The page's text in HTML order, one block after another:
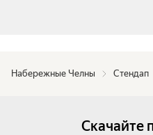
Набережные Челны Стендап
Скачайте